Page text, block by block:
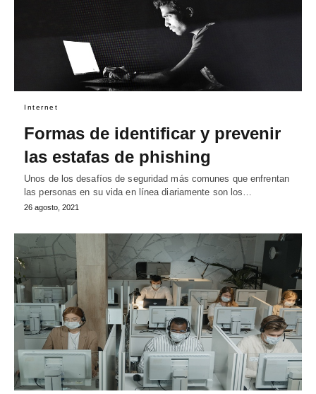
Internet
Formas de identificar y prevenir
las estafas de phishing
Unos de los desafíos de seguridad más comunes que enfrentan
las personas en su vida en línea diariamente son los…
26 agosto, 2021